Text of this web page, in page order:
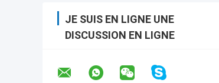
JE SUIS EN LIGNE UNE
DISCUSSION EN LIGNE